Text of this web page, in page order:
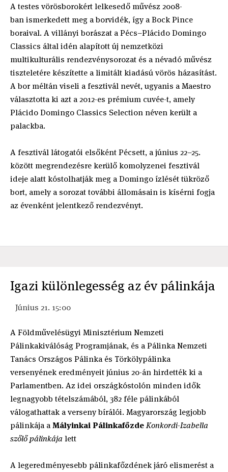
A testes vörösborokért lelkesedő művész 2008-
ban ismerkedett meg a borvidék, így a Bock Pince
boraival. A villányi borászat a Pécs–Plácido Domingo
Classics által idén alapított új nemzetközi
multikulturális rendezvénysorozat és a névadó művész
tiszteletére készítette a limitált kiadású vörös házasítást.
A bor méltán viseli a fesztivál nevét, ugyanis a Maestro
választotta ki azt a 2012-es prémium cuvée-t, amely
Plácido Domingo Classics Selection néven került a
palackba.
A fesztivál látogatói elsőként Pécsett, a június 22–25.
között megrendezésre kerülő komolyzenei fesztivál
ideje alatt kóstolhatják meg a Domingo ízlését tükröző
bort, amely a sorozat további állomásain is kísérni fogja
az évenként jelentkező rendezvényt.
Igazi különlegesség az év pálinkája
Június 21. 15:00
A Földművelésügyi Minisztérium Nemzeti
Pálinkakiválóság Programjának, és a Pálinka Nemzeti
Tanács Országos Pálinka és Törkölypálinka
versenyének eredményeit június 20-án hirdették ki a
Parlamentben. Az idei országkóstolón minden idők
legnagyobb tételszámából, 382 féle pálinkából
válogathattak a verseny bírálói. Magyarország legjobb
pálinkája aMályinkai PálinkafőzdeKonkordi-Izabella
szőlő pálinkájalett
A legeredményesebb pálinkafőzdének járó elismerést a